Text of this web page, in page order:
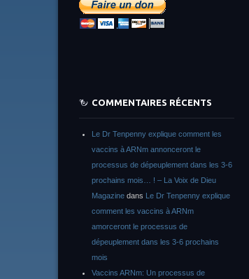
COMMENTAIRES RÉCENTS
Le Dr Tenpenny explique comment les
vaccins à ARNm annonceront le
processus de dépeuplement dans les 3-6
prochains mois… ! – La Voix de Dieu
Magazine dans Le Dr Tenpenny explique
comment les vaccins à ARNm
amorceront le processus de
dépeuplement dans les 3-6 prochains
mois
Vaccins ARNm: Un processus de